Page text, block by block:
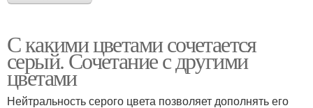
С какими цветами сочетается
серый. Сочетание с другими
цветами
Нейтральность серого цвета позволяет дополнять его